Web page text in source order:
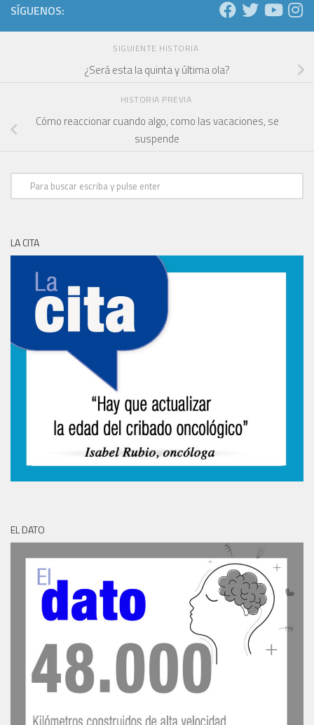
SÍGUENOS:
SIGUIENTE HISTORIA
¿Será esta la quinta y última ola?
HISTORIA PREVIA
Cómo reaccionar cuando algo, como las vacaciones, se
suspende
LA CITA
EL DATO